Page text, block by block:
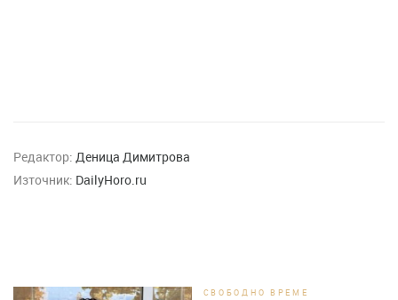
Редактор: Деница Димитрова
Източник: DailyHoro.ru
СВОБОДНО ВРЕМЕ